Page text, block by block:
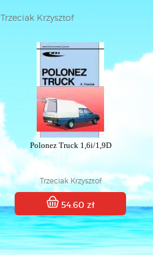
Trzeciak Krzysztof
Polonez Truck 1,6i/1,9D
Trzeciak Krzysztof
54.60 zł